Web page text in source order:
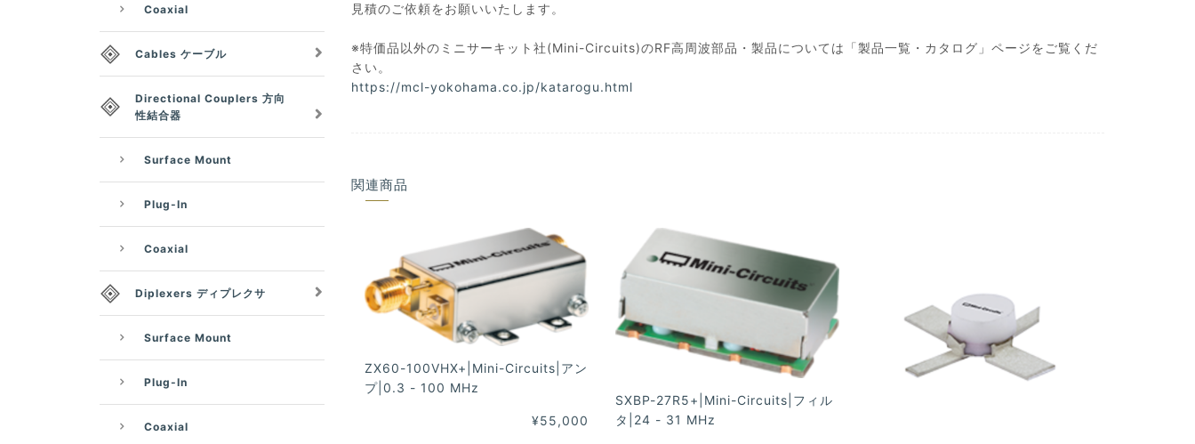
見積のご依頼をお願いいたします。
※特価品以外のミニサーキット社(Mini-Circuits)のRF高周波部品・製品については「製品一覧・カタログ」ページをご覧くだ
さい。
https://mcl-yokohama.co.jp/katarogu.html
関連商品
ZX60-100VHX+|Mini-Circuits|アン
プ|0.3 - 100 MHz
¥55,000
SXBP-27R5+|Mini-Circuits|フィル
タ|24 - 31 MHz
Coaxial
Cables ケーブル
Directional Couplers 方向
性結合器
Surface Mount
Plug-In
Coaxial
Diplexers ディプレクサ
Surface Mount
Plug-In
Coaxial